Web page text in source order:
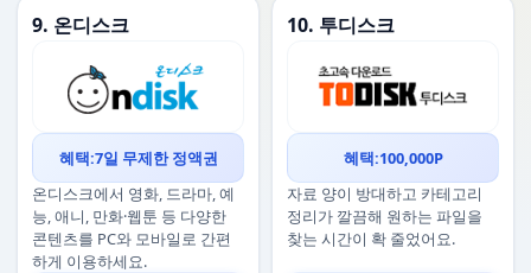
9. 온디스크
혜택:7일 무제한 정액권
온디스크에서 영화, 드라마, 예
능, 애니, 만화·웹툰 등 다양한
콘텐츠를 PC와 모바일로 간편
하게 이용하세요.
10. 투디스크
혜택:100,000P
자료 양이 방대하고 카테고리
정리가 깔끔해 원하는 파일을
찾는 시간이 확 줄었어요.